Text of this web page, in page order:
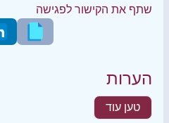
שתף את הקישור לפגישה
הערות
טען עוד